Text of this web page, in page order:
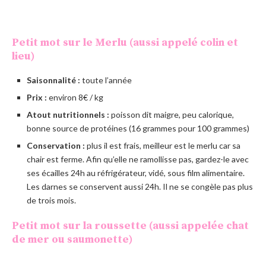
Petit mot sur le Merlu (aussi appelé colin et
lieu)
Saisonnalité : toute l’année
Prix : environ 8€ / kg
Atout nutritionnels : poisson dit maigre, peu calorique,
bonne source de protéines (16 grammes pour 100 grammes)
Conservation : plus il est frais, meilleur est le merlu car sa
chair est ferme. Afin qu’elle ne ramollisse pas, gardez-le avec
ses écailles 24h au réfrigérateur, vidé, sous film alimentaire.
Les darnes se conservent aussi 24h. Il ne se congèle pas plus
de trois mois.
Petit mot sur la roussette (aussi appelée chat
de mer ou saumonette)